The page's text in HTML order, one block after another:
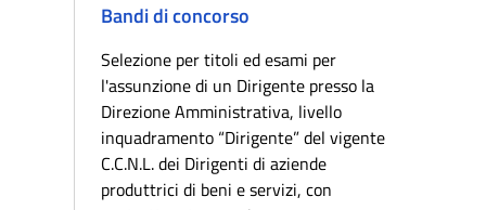
Bandi di concorso
Selezione per titoli ed esami per
l'assunzione di un Dirigente presso la
Direzione Amministrativa, livello
inquadramento “Dirigente” del vigente
C.C.N.L. dei Dirigenti di aziende
produttrici di beni e servizi, con